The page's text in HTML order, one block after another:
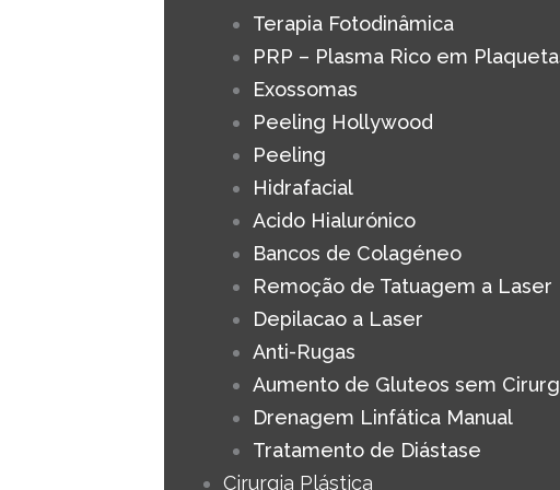
Terapia Fotodinâmica
PRP – Plasma Rico em
Exossomas
Peeling Hollywood
Peeling
Hidrafacial
Acido Hialurónico
Bancos de Colagéneo
Remoção de Tatuagem a Laser
Depilacao a Laser
Anti-Rugas
Aumento de Gluteos sem
Drenagem Linfática Manual
Tratamento de Diástase
Cirurgia Plástica